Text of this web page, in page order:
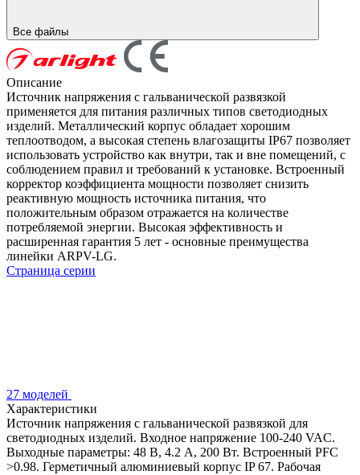
Все файлы
Описание
Источник напряжения с гальванической развязкой
применяется для питания различных типов светодиодных
изделий. Металлический корпус обладает хорошим
теплоотводом, а высокая степень влагозащиты IP67 позволяет
использовать устройство как внутри, так и вне помещений, с
соблюдением правил и требований к установке. Встроенный
корректор коэффициента мощности позволяет снизить
реактивную мощность источника питания, что
положительным образом отражается на количестве
потребляемой энергии. Высокая эффективность и
расширенная гарантия 5 лет - основные преимущества
линейки ARPV-LG.
Страница серии
27 моделей
Характеристики
Источник напряжения с гальванической развязкой для
светодиодных изделий. Входное напряжение 100-240 VAC.
Выходные параметры: 48 В, 4.2 А, 200 Вт. Встроенный PFC
>0.98. Герметичный алюминиевый корпус IP 67. Рабочая